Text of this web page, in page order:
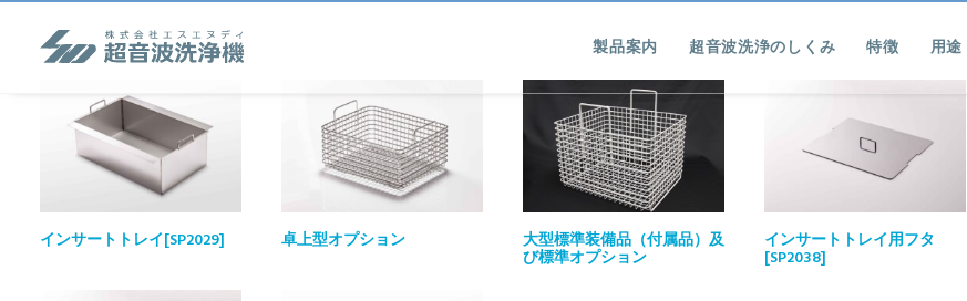
製品案内 超音波洗浄のしくみ 特徴 用途
インサートトレイ[SP2029] 卓上型オプション 大型標準装備品（付属品）及
び標準オプション
インサートトレイ用フタ
[SP2038]